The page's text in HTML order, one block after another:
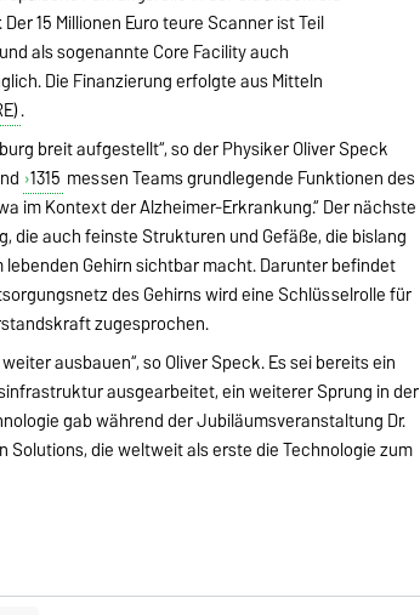
15 Millionen Euro teure Scanner ist Teil
und als sogenannte Core Facility auch
Die Finanzierung erfolgte aus Mitteln
.
breit aufgestellt“, so der Physiker Oliver Speck
1315 messen Teams grundlegende Funktionen des
im Kontext der Alzheimer-Erkrankung.“ Der nächste
die auch feinste Strukturen und Gefäße, die bislang
Gehirn sichtbar macht. Darunter befindet
des Gehirns wird eine Schlüsselrolle für
zugesprochen.
ausbauen“, so Oliver Speck. Es sei bereits ein
ausgearbeitet, ein weiterer Sprung in der
gab während der Jubiläumsveranstaltung Dr.
Solutions, die weltweit als erste die Technologie zum